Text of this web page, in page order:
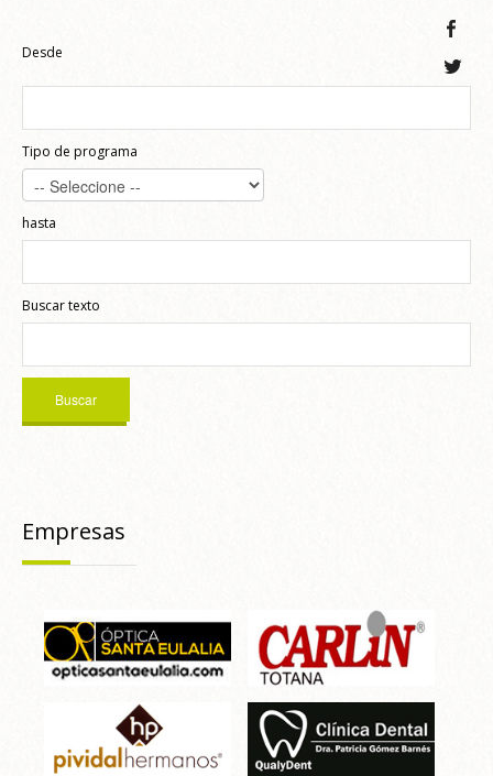
Desde
Tipo de programa
hasta
Buscar texto
Empresas